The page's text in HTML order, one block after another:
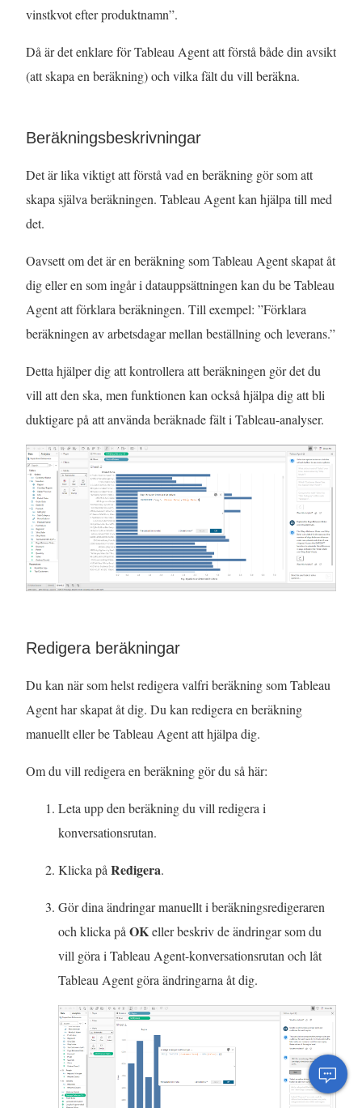
vinstkvot efter produktnamn”.
Då är det enklare för Tableau Agent att förstå både din avsikt
(att skapa en beräkning) och vilka fält du vill beräkna.
Beräkningsbeskrivningar
Det är lika viktigt att förstå vad en beräkning gör som att
skapa själva beräkningen. Tableau Agent kan hjälpa till med
det.
Oavsett om det är en beräkning som Tableau Agent skapat åt
dig eller en som ingår i datauppsättningen kan du be Tableau
Agent att förklara beräkningen. Till exempel: ”Förklara
beräkningen av arbetsdagar mellan beställning och leverans.”
Detta hjälper dig att kontrollera att beräkningen gör det du
vill att den ska, men funktionen kan också hjälpa dig att bli
duktigare på att använda beräknade fält i Tableau-analyser.
Redigera beräkningar
Du kan när som helst redigera valfri beräkning som Tableau
Agent har skapat åt dig. Du kan redigera en beräkning
manuellt eller be Tableau Agent att hjälpa dig.
Om du vill redigera en beräkning gör du så här:
Leta upp den beräkning du vill redigera i
konversationsrutan.
Klicka på Redigera.
Gör dina ändringar manuellt i beräkningsredigeraren
och klicka på OKeller beskriv de ändringar som du
vill göra i Tableau Agent-konversationsrutan och låt
Tableau Agent göra ändringarna åt dig.